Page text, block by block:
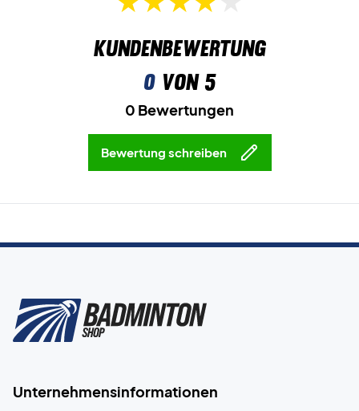
Kundenbewertung
0von 5
0 Bewertungen
Bewertung schreiben
Unternehmensinformationen